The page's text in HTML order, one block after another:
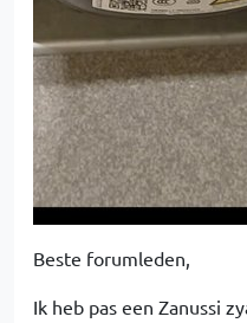
Beste forumleden,
Ik heb pas een Zanussi